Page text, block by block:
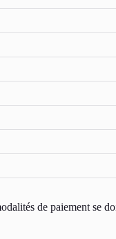
de paiement se